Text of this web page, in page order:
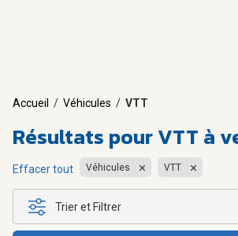
Accueil / Véhicules / VTT
Résultats pourVTT à
Effacer tout Véhicules VTT
Trier et Filtrer